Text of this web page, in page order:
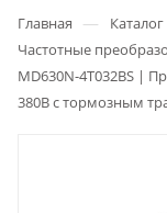
Главная — Каталог
Частотные
MD630N-4T032BS |
380В с тормозным